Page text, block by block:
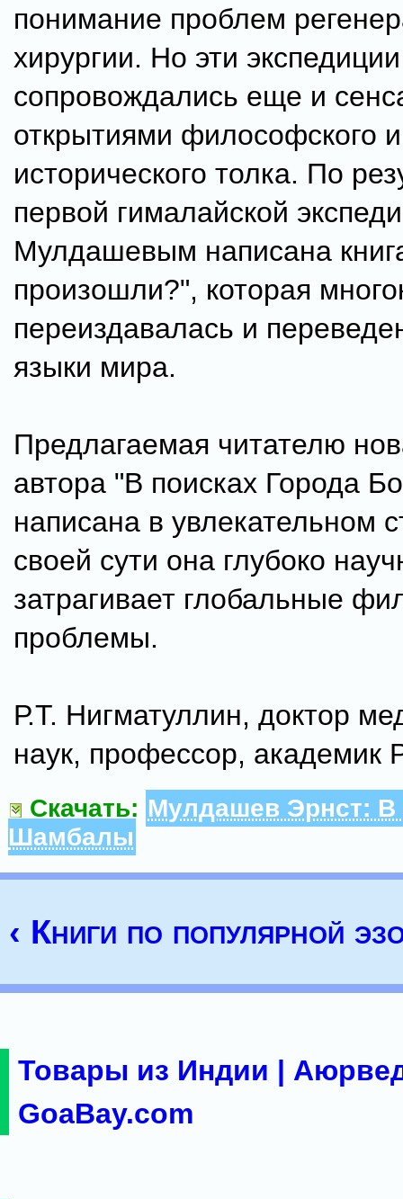
понимание проблем
хирургии. Но эти экспедиции
сопровождались еще и
открытиями философского и
исторического толка. По
первой гималайской
Мулдашевым написана
произошли?", которая
переиздавалась и
языки мира.
Предлагаемая читателю
автора "В поисках Города
написана в увлекательном
своей сути она глубоко
затрагивает глобальные
проблемы.
Р.Т. Нигматуллин, доктор
наук, профессор, академик
Скачать: Мулдашев Эрнст: В
Шамбалы
‹ Книги по популярной
Товары из Индии |
GoaBay.com